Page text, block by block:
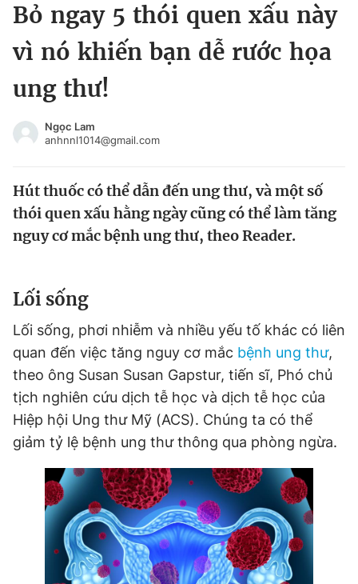
Chuyên mục
Chuyên mục khác
Chào ngày mới
Video Magazine
Tiện ích
Thông tin tòa soạn Liên hệ quảng cáo
Đọc Thanh Niên trên điện thoại
Theo dõi báo trên
Đổi mật khẩu
Tin đã lưu
Tin đã xem
Đăng xuất
Bỏ ngay 5 thói quen xấu này
vì nó khiến bạn dễ rước họa
ung thư!
Ngọc Lam
anhnnl1014@gmail.com
Hút thuốc có thể dẫn đến ung thư, và một số
thói quen xấu hằng ngày cũng có thể làm tăng
nguy cơ mắc bệnh ung thư, theo Reader.
Lối sống
Lối sống, phơi nhiễm và nhiều yếu tố khác có liên
quan đến việc tăng nguy cơ mắc bệnh ung thư,
theo ông Susan Susan Gapstur, tiến sĩ, Phó chủ
tịch nghiên cứu dịch tễ học và dịch tễ học của
Hiệp hội Ung thư Mỹ (ACS). Chúng ta có thể
giảm tỷ lệ bệnh ung thư thông qua phòng ngừa.